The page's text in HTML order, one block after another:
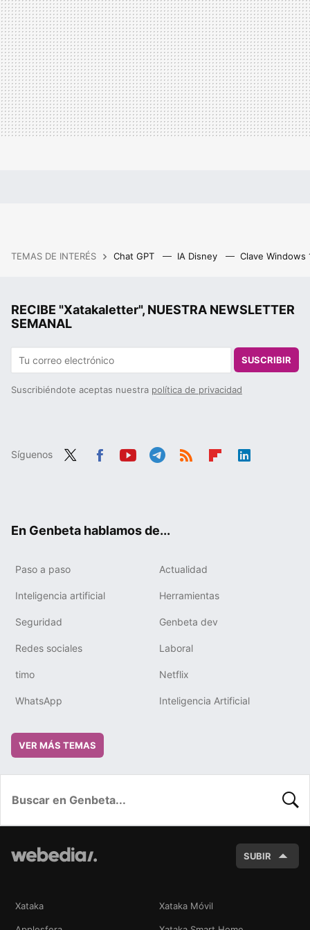
TEMAS DE INTERÉS Chat GPT IA Disney Clave Windows
RECIBE "Xatakaletter", NUESTRA NEWSLETTER
SEMANAL
SUSCRIBIR
Suscribiéndote aceptas nuestra política de privacidad
Síguenos
En Genbeta hablamos de...
Paso a paso Actualidad
Inteligencia artificial Herramientas
Seguridad Genbeta dev
Redes sociales Laboral
timo Netflix
WhatsApp Inteligencia Artificial
VER MÁS TEMAS
SUBIR
Xataka Xataka Móvil